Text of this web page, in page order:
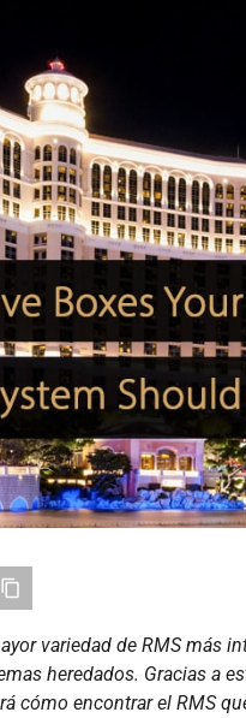
variedad de RMS más
heredados. Gracias a
cómo encontrar el RMS